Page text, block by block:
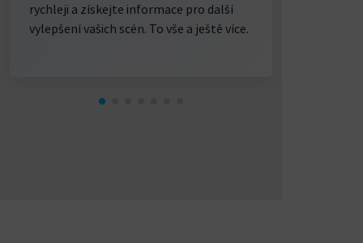
rychleji a získejte informace pro další
vylepšení vašich scén. To vše a ještě více.